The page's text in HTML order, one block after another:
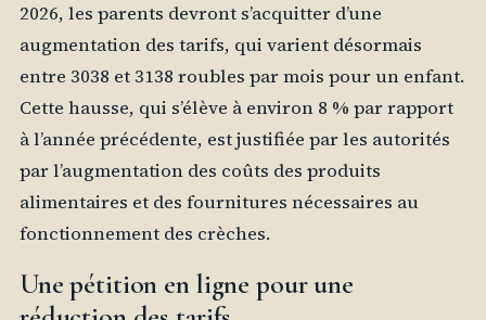
2026, les parents devront s’acquitter d’une
augmentation des tarifs, qui varient désormais
entre 3038 et 3138 roubles par mois pour un enfant.
Cette hausse, qui s’élève à environ 8 % par rapport
à l’année précédente, est justifiée par les autorités
par l’augmentation des coûts des produits
alimentaires et des fournitures nécessaires au
fonctionnement des crèches.
Une pétition en ligne pour une